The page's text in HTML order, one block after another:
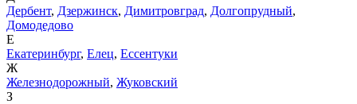
Дербент, Дзержинск, Димитровград, Долгопрудный,
Домодедово
Е
Екатеринбург, Елец, Ессентуки
Ж
Железнодорожный, Жуковский
З